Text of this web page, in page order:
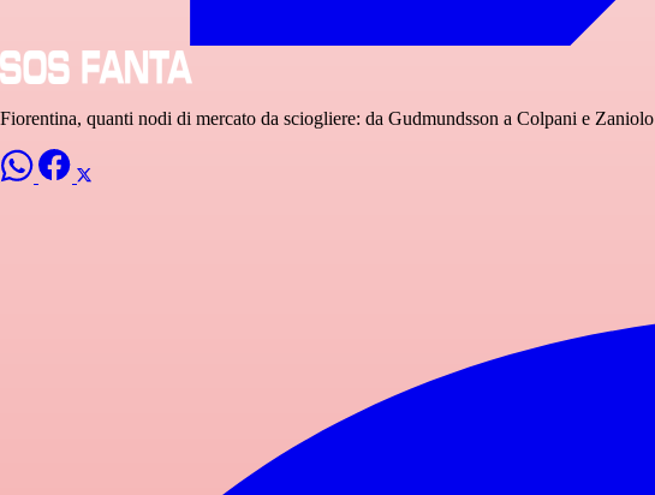
Fiorentina, quanti nodi di mercato da sciogliere: da Gudmundsson a Colpani e Zaniolo